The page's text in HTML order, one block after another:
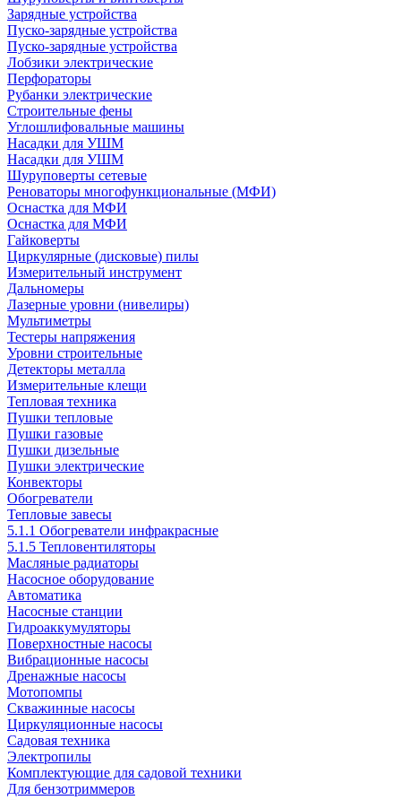
Зарядные устройства
Пуско-зарядные устройства
Пуско-зарядные устройства
Лобзики электрические
Перфораторы
Рубанки электрические
Строительные фены
Углошлифовальные машины
Насадки для УШМ
Насадки для УШМ
Шуруповерты сетевые
Реноваторы многофункциональные (МФИ)
Оснастка для МФИ
Оснастка для МФИ
Гайковерты
Циркулярные (дисковые) пилы
Измерительный инструмент
Дальномеры
Лазерные уровни (нивелиры)
Мультиметры
Тестеры напряжения
Уровни строительные
Детекторы металла
Измерительные клещи
Тепловая техника
Пушки тепловые
Пушки газовые
Пушки дизельные
Пушки электрические
Конвекторы
Обогреватели
Тепловые завесы
5.1.1 Обогреватели инфракрасные
5.1.5 Тепловентиляторы
Масляные радиаторы
Насосное оборудование
Автоматика
Насосные станции
Гидроаккумуляторы
Поверхностные насосы
Вибрационные насосы
Дренажные насосы
Мотопомпы
Скважинные насосы
Циркуляционные насосы
Садовая техника
Электропилы
Комплектующие для садовой техники
Для бензотриммеров